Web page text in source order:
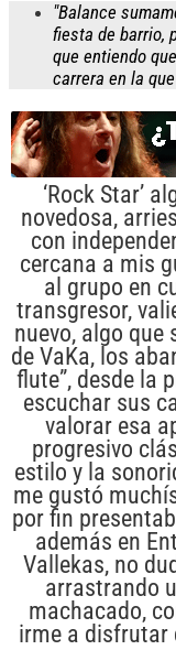
"Balance
fiesta de barrio,
que entiendo
carrera en la
‘Rock Star’
novedosa,
con
cercana a mis
al grupo en
transgresor,
nuevo, algo que
de VaKa, los
flute”, desde la
escuchar sus
valorar esa
progresivo
estilo y la
me gustó
por fin
además en
Vallekas, no
arrastrando
machacado,
irme a disfrutar